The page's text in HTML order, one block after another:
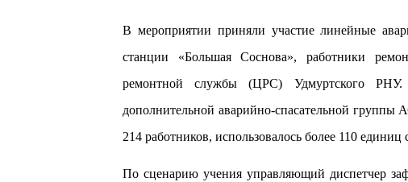
В мероприятии приняли участие линейные
станции «Большая Соснова», работники
ремонтной службы (ЦРС) Удмуртского
дополнительной аварийно-спасательной группы
214 работников, использовалось более 110 единиц
По сценарию учения управляющий диспетчер